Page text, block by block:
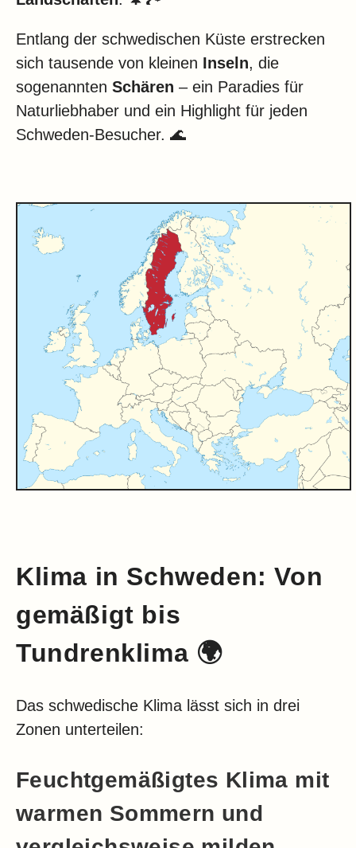
Entlang der schwedischen Küste erstrecken
sich tausende von kleinen Inseln, die
sogenannten Schären – ein Paradies für
Naturliebhaber und ein Highlight für jeden
Schweden-Besucher. 🌊
Klima in Schweden: Von
gemäßigt bis
Tundrenklima 🌍
Das schwedische Klima lässt sich in drei
Zonen unterteilen:
Feuchtgemäßigtes Klima mit
warmen Sommern und